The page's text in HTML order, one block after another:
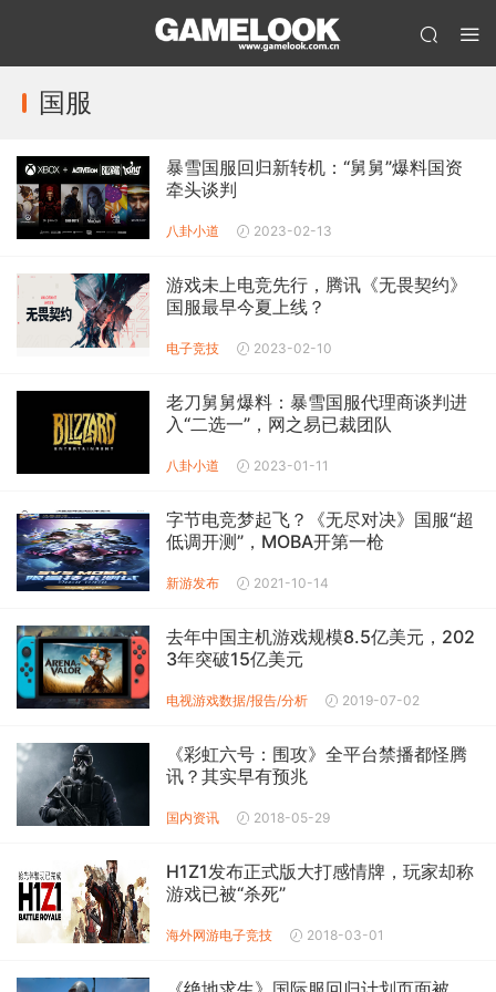
国服
暴雪国服回归新转机：“舅舅”爆料国资
牵头谈判
八卦小道 2023-02-13
游戏未上电竞先行，腾讯《无畏契约》
国服最早今夏上线？
电子竞技 2023-02-10
老刀舅舅爆料：暴雪国服代理商谈判进
入“二选一”，网之易已裁团队
八卦小道 2023-01-11
字节电竞梦起飞？《无尽对决》国服“超
低调开测”，MOBA开第一枪
新游发布 2021-10-14
去年中国主机游戏规模8.5亿美元，202
3年突破15亿美元
电视游戏数据/报告/分析 2019-07-02
《彩虹六号：围攻》全平台禁播都怪腾
讯？其实早有预兆
国内资讯 2018-05-29
H1Z1发布正式版大打感情牌，玩家却称
游戏已被“杀死”
海外网游电子竞技 2018-03-01